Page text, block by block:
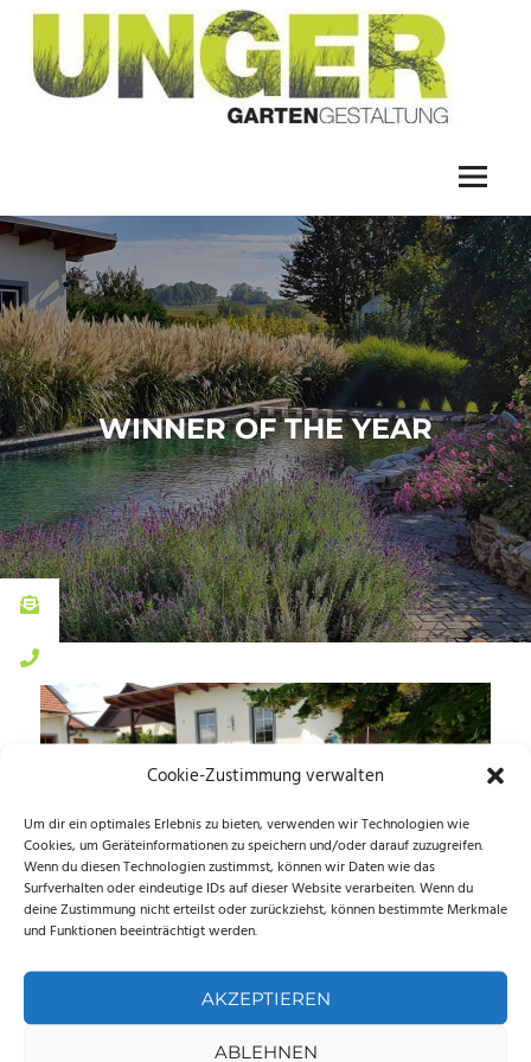
Cookie-Zustimmung verwalten
Um dir ein optimales Erlebnis zu bieten, verwenden wir Technologien wie
Cookies, um Geräteinformationen zu speichern und/oder darauf zuzugreifen.
Wenn du diesen Technologien zustimmst, können wir Daten wie das
Surfverhalten oder eindeutige IDs auf dieser Website verarbeiten. Wenn du
deine Zustimmung nicht erteilst oder zurückziehst, können bestimmte Merkmale
und Funktionen beeinträchtigt werden.
AKZEPTIEREN
ABLEHNEN
WINNER OF THE YEAR